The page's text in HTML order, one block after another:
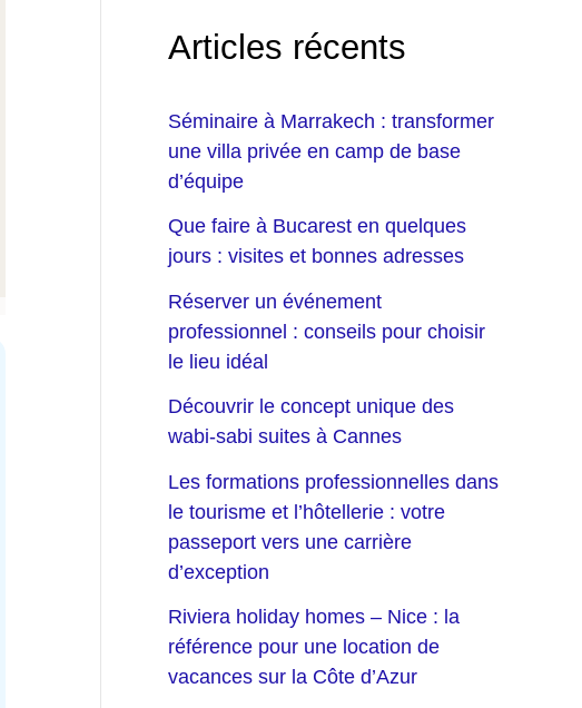
Articles récents
Séminaire à Marrakech : transformer
une villa privée en camp de base
d’équipe
Que faire à Bucarest en quelques
jours : visites et bonnes adresses
Réserver un événement
professionnel : conseils pour choisir
le lieu idéal
Découvrir le concept unique des
wabi-sabi suites à Cannes
Les formations professionnelles dans
le tourisme et l’hôtellerie : votre
passeport vers une carrière
d’exception
Riviera holiday homes – Nice : la
référence pour une location de
vacances sur la Côte d’Azur